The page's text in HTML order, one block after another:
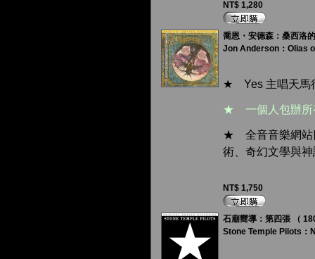
NT$ 1,280
喬恩・安德森：桑西洛
Jon Anderson：Olias
★ Yes 主唱天馬
★ 一個人包辦所
★ 全音音樂網站
術、奇幻文學與
NT$ 1,750
石廟嚮導：第四張 （
Stone Temple Pilots：